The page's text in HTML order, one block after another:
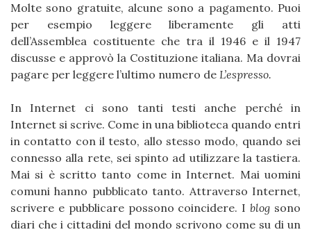
Molte sono gratuite, alcune sono a pagamento. Puoi
per esempio leggere liberamente gli atti
dell’Assemblea costituente che tra il 1946 e il 1947
discusse e approvò la Costituzione italiana. Ma dovrai
pagare per leggere l’ultimo numero de L’espresso.
In Internet ci sono tanti testi anche perché in
Internet si scrive. Come in una biblioteca quando entri
in contatto con il testo, allo stesso modo, quando sei
connesso alla rete, sei spinto ad utilizzare la tastiera.
Mai si è scritto tanto come in Internet. Mai uomini
comuni hanno pubblicato tanto. Attraverso Internet,
scrivere e pubblicare possono coincidere. Iblog sono
diari che i cittadini del mondo scrivono come su di un